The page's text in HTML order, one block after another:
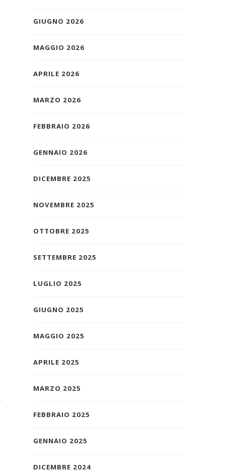
GIUGNO 2026
MAGGIO 2026
APRILE 2026
MARZO 2026
FEBBRAIO 2026
GENNAIO 2026
DICEMBRE 2025
NOVEMBRE 2025
OTTOBRE 2025
SETTEMBRE 2025
LUGLIO 2025
GIUGNO 2025
MAGGIO 2025
APRILE 2025
MARZO 2025
FEBBRAIO 2025
GENNAIO 2025
DICEMBRE 2024